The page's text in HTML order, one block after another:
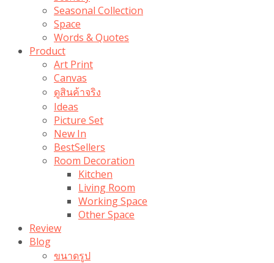
Seasonal Collection
Space
Words & Quotes
Product
Art Print
Canvas
ดูสินค้าจริง
Ideas
Picture Set
New In
BestSellers
Room Decoration
Kitchen
Living Room
Working Space
Other Space
Review
Blog
ขนาดรูป